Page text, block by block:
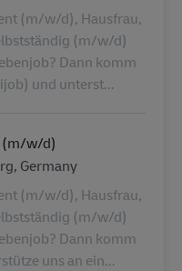
(m/w/d), Hausfrau,
(m/w/d)
Dann komm
und unterst...
(m/w/d)
Germany
(m/w/d), Hausfrau,
(m/w/d)
Dann komm
uns an ein...